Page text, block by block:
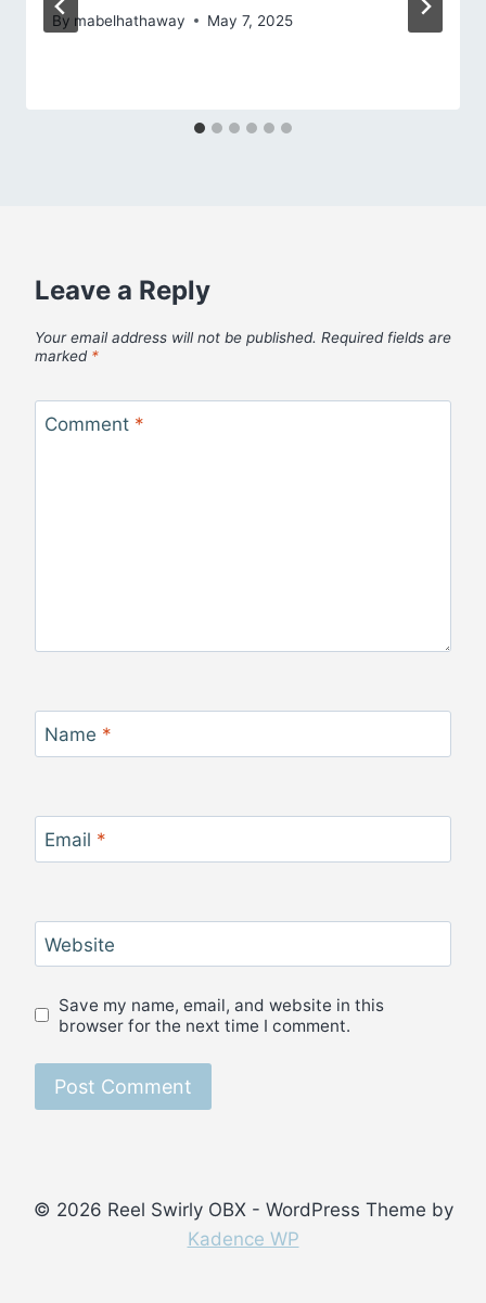
By mabelhathaway May 7, 2025
Leave a Reply
Your email address will not be published. Required fields are
marked *
Comment *
Name *
Email *
Website
Save my name, email, and website in this
browser for the next time I comment.
© 2026 Reel Swirly OBX - WordPress Theme by
Kadence WP